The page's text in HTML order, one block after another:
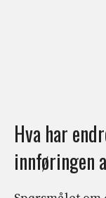
Hva har
innføringen